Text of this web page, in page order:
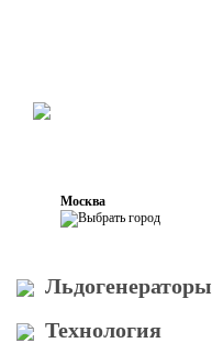
Москва
Льдогенераторы
Технология